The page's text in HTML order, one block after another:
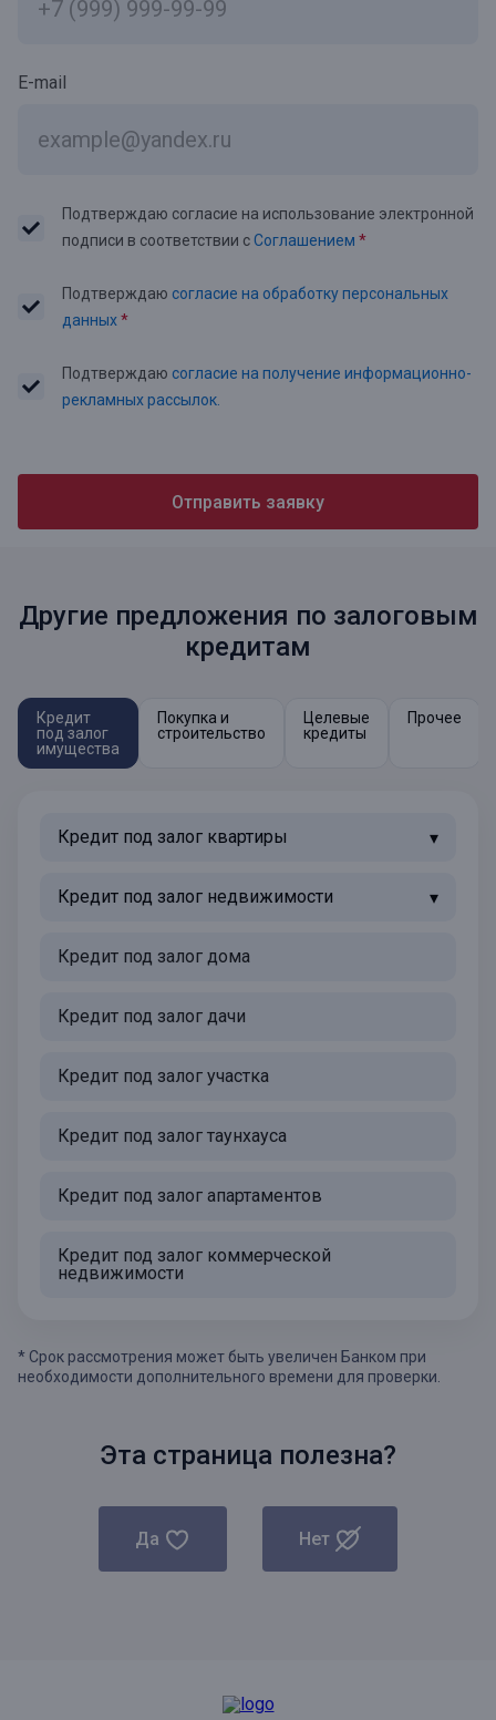
E-mail
Подтверждаю согласие на использование электронной
подписи в соответствии сСоглашением *
Подтверждаю согласие на обработку персональных
данных*
Подтверждаю согласие на получение информационно-
рекламных рассылок.
Отправить заявку
Другие предложения по залоговым
кредитам
Кредит
под залог
имущества
Покупка и
строительство
Целевые
кредиты
Прочее
Кредит под залог квартиры
Кредит под залог недвижимости
Кредит под залог дома
Кредит под залог дачи
Кредит под залог участка
Кредит под залог таунхауса
Кредит под залог апартаментов
Кредит под залог коммерческой
недвижимости
* Срок рассмотрения может быть увеличен Банком при
необходимости дополнительного времени для проверки.
Эта страница полезна?
Да Нет